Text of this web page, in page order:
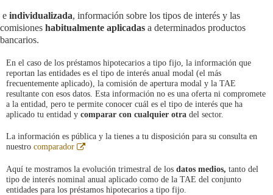
e individualizada, información sobre los tipos de interés y las
comisiones habitualmente aplicadas a determinados productos
bancarios.
En el caso de los préstamos hipotecarios a tipo fijo, la información que
reportan las entidades es el tipo de interés anual modal (el más
frecuentemente aplicado), la comisión de apertura modal y la TAE
resultante con esos datos. Esta información no es una oferta ni compromete
a la entidad, pero te permite conocer cuál es el tipo de interés que ha
aplicado tu entidad y comparar con cualquier otra del sector.
La información es pública y la tienes a tu disposición para su consulta en
nuestro comparador
Abre
nueva
Aquí te mostramos la evolución trimestral de los datos medios, tanto del
tipo de interés nominal anual aplicado como de la TAE del conjunto
entidades para los préstamos hipotecarios a tipo fijo.